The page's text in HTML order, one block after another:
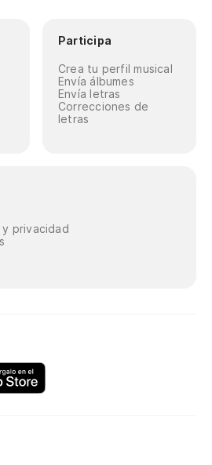
Participa
Crea tu perfil musical
Envía álbumes
Envía letras
Correcciones de
letras
privacidad